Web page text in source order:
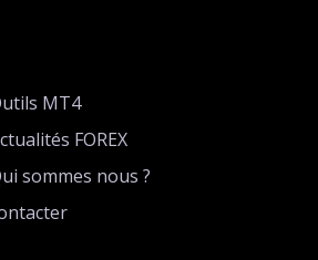
MT4
FOREX
sommes nous ?